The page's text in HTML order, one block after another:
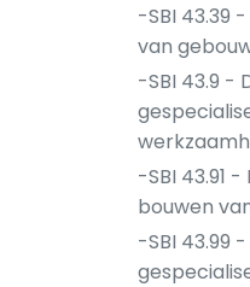
-SBI 43.39
van
-SBI 43.9 -
-SBI 43.91
bouwen
-SBI 43.99